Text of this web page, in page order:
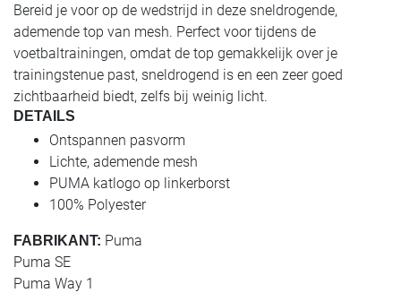
Bereid je voor op de wedstrijd in deze sneldrogende,
ademende top van mesh. Perfect voor tijdens de
voetbaltrainingen, omdat de top gemakkelijk over je
trainingstenue past, sneldrogend is en een zeer goed
zichtbaarheid biedt, zelfs bij weinig licht.
DETAILS
Ontspannen pasvorm
Lichte, ademende mesh
PUMA katlogo op linkerborst
100% Polyester
FABRIKANT: Puma
Puma SE
Puma Way 1